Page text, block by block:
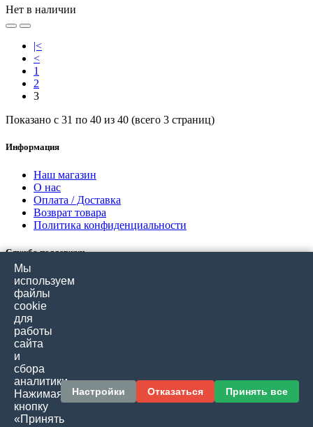
Нет в наличии
|<
<
1
2
3
Показано с 31 по 40 из 40 (всего 3 страниц)
Информация
Наш магазин
О нас
Оплата / Доставка
Возврат товара
Политика конфиденциальности
Служба поддержки
Связаться с нами
Отзывы покупателей
Карта сайта
Дополнительно
Подарочные сертификаты
Товары со скидкой
Личный кабинет
Мы
используем
файлы
cookie
для
работы
сайта
и
сбора
аналитики.
Нажимая
кнопку
«Принять
Настройки Отказаться Принять все